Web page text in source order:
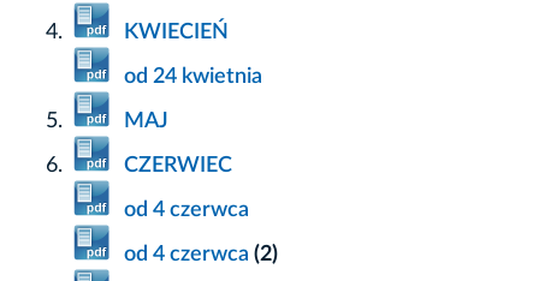
KWIECIEŃ
od 24 kwietnia
MAJ
CZERWIEC
od 4 czerwca
od 4 czerwca (2)